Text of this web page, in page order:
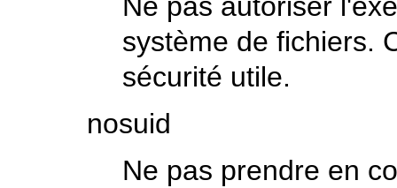
système de fichiers.
sécurité utile.
nosuid
Ne pas prendre en